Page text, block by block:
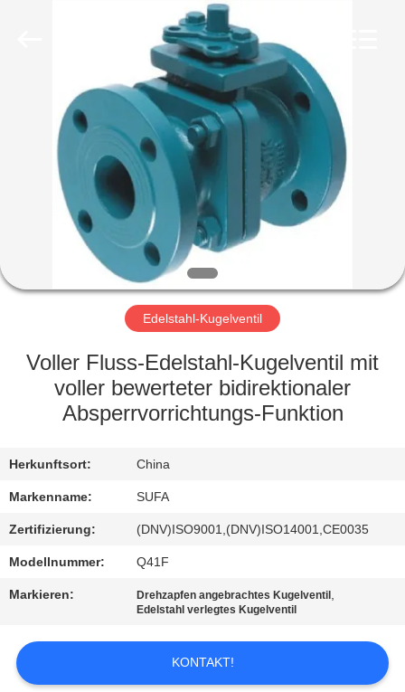
HAUSE
PRODUKTE
UNS
WERKSBESICHTIGUNG
QUALITÄTSKONTROLLE
MIT
UNS
NEUIGKEITEN
EIN
ANGEBOT
Edelstahl-Kugelventil
Voller Fluss-Edelstahl-Kugelventil mit
voller bewerteter bidirektionaler
Absperrvorrichtungs-Funktion
Herkunftsort: China
Markenname: SUFA
Zertifizierung: (DNV)ISO9001,(DNV)ISO14001,CE0035
Modellnummer: Q41F
Markieren: Drehzapfen angebrachtes Kugelventil ,
Edelstahl verlegtes Kugelventil
KONTAKT!